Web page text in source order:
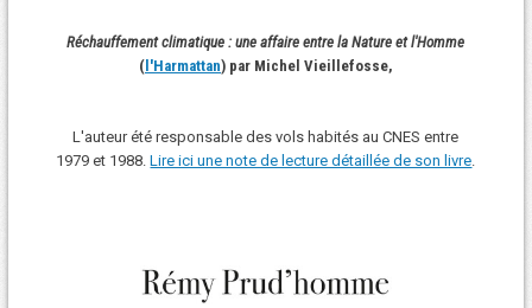
Réchauffement climatique : une affaire entre la Nature et l'Homme
(l'Harmattan) par Michel Vieillefosse,
L'auteur été responsable des vols habités au CNES entre
1979 et 1988.Lire ici une note de lecture détaillée de son livre